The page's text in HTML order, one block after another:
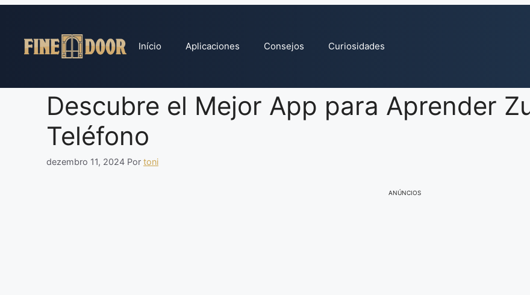
conteúdo
Início Aplicaciones Consejos Curiosidades
Descubre el Mejor App para Aprender
Teléfono
dezembro 11, 2024 Por toni
ANÚNCIOS